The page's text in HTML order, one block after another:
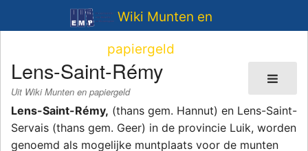
Wiki Munten en
papiergeld
Lens-Saint-Rémy
Uit Wiki Munten en papiergeld
Lens-Saint-Rémy, (thans gem. Hannut) en Lens-Saint-
Servais (thans gem. Geer) in de provincie Luik, worden
genoemd als mogelijke muntplaats voor de munten